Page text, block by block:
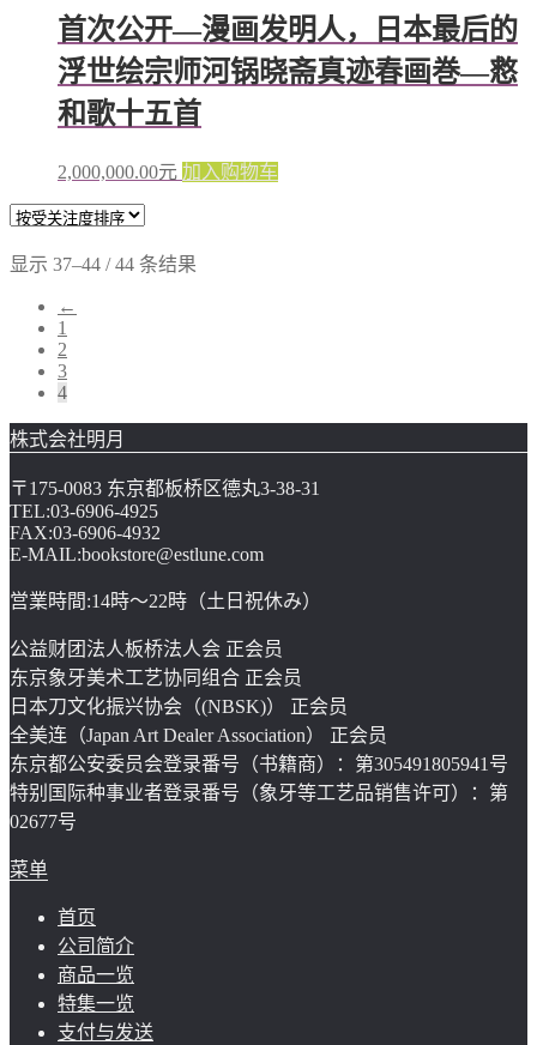
首次公开—漫画发明人，日本最后的
浮世绘宗师河锅晓斋真迹春画巻—慦
和歌十五首
2,000,000.00元 加入购物车
显示 37–44 / 44 条结果
←
1
2
3
4
株式会社明月
〒175-0083 东京都板桥区德丸3-38-31
TEL:03-6906-4925
FAX:03-6906-4932
E-MAIL:bookstore@estlune.com
営業時間:14時～22時（土日祝休み）
公益财团法人板桥法人会 正会员
东京象牙美术工艺协同组合 正会员
日本刀文化振兴协会（(NBSK)） 正会员
全美连（Japan Art Dealer Association） 正会员
东京都公安委员会登录番号（书籍商）：第305491805941号
特别国际种事业者登录番号（象牙等工艺品销售许可）：第
02677号
菜单
首页
公司简介
商品一览
特集一览
支付与发送